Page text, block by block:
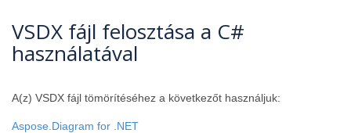
VSDX fájl felosztása a C#
használatával
A(z) VSDX fájl tömörítéséhez a következőt használjuk:
Aspose.Diagram for .NET